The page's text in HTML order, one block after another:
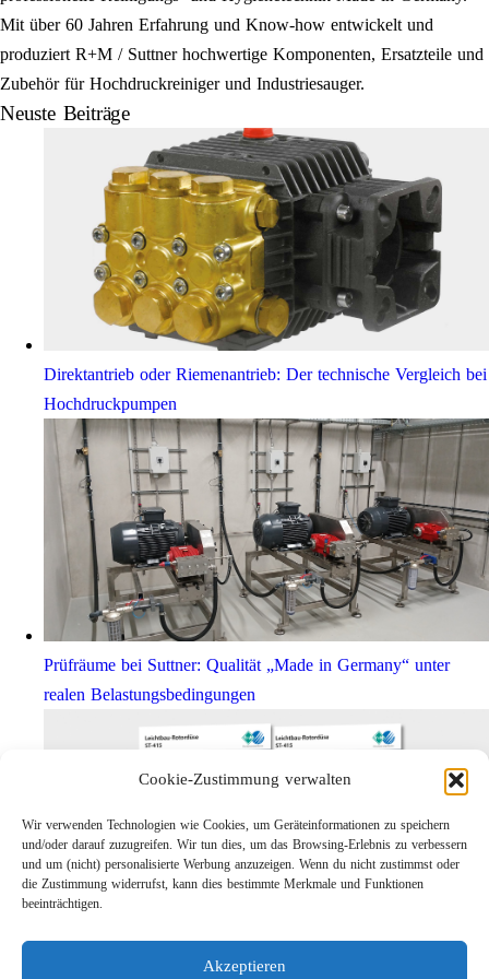
Cookie-Zustimmung verwalten
Wir verwenden Technologien wie Cookies, um Geräteinformationen zu speichern
und/oder darauf zuzugreifen. Wir tun dies, um das Browsing-Erlebnis zu verbessern
und um (nicht) personalisierte Werbung anzuzeigen. Wenn du nicht zustimmst oder
die Zustimmung widerrufst, kann dies bestimmte Merkmale und Funktionen
beeinträchtigen.
Akzeptieren
Mit über 60 Jahren Erfahrung und Know-how entwickelt und
produziert R+M / Suttner hochwertige Komponenten, Ersatzteile und
Zubehör für Hochdruckreiniger und Industriesauger.
Neuste Beiträge
Direktantrieb oder Riemenantrieb: Der technische Vergleich bei
Hochdruckpumpen
Prüfräume bei Suttner: Qualität „Made in Germany“ unter
realen Belastungsbedingungen